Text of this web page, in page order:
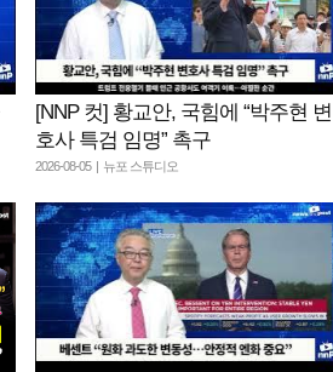
[NNP 컷] 황교안, 국힘에 “박주현 변
호사 특검 임명” 촉구
2026-08-05 | 뉴포 스튜디오